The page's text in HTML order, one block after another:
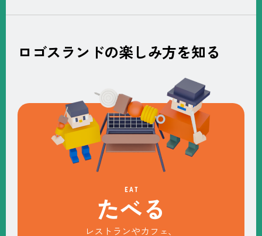
ロゴスランドの楽しみ方を知る
EAT
たべる
レストランやカフェ、